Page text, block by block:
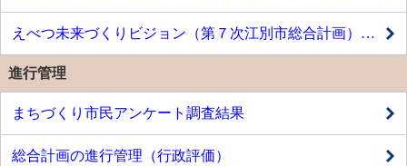
えべつ未来づくりビジョン（第７次江別市総合計画）（変更案）
進行管理
まちづくり市民アンケート調査結果
総合計画の進行管理（行政評価）